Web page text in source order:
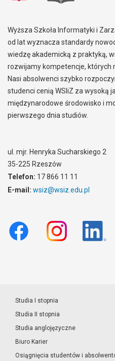
Wyższa Szkoła Informatyki i
od lat wyznacza standardy
wiedzę akademicką z praktyką,
rozwijamy kompetencje, których
Nasi absolwenci szybko
studenci cenią WSIiZ za wysoką
międzynarodowe środowisko i
pierwszego dnia studiów.
ul. mjr. Henryka Sucharskiego 2
35-225 Rzeszów
Telefon: 17 866 11 11
E-mail: wsiz@wsiz.edu.pl
Studia I stopnia
Studia II stopnia
Studia anglojęzyczne
Biuro Karier
Osiągnięcia studentów i